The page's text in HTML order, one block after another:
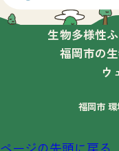
生物多様性
福岡市の
ウ
福岡市